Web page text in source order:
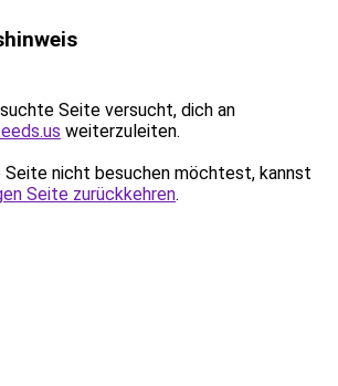
Seite versucht, dich an
weiterzuleiten.
Seite nicht besuchen möchtest, kannst
Seite zurückkehren.